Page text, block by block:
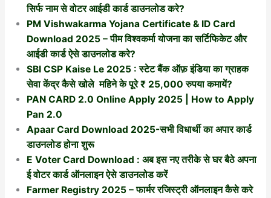
सिर्फ नाम से वोटर आईडी कार्ड डाउनलोड करे?
PM Vishwakarma Yojana Certificate & ID Card
Download 2025 – पीम विश्वकर्मा योजना का सर्टिफिकेट और
आईडी कार्ड ऐसे डाउनलोड करे?
SBI CSP Kaise Le 2025 : स्टेट बैंक ऑफ़ इंडिया का ग्राहक
सेवा केंद्र कैसे खोले महिने के पूरे ₹ 25,000 रुपया कमायें?
PAN CARD 2.0 Online Apply 2025 | How to Apply
Pan 2.0
Apaar Card Download 2025-सभी विधार्थी का अपार कार्ड
डाउनलोड होना शुरू
E Voter Card Download : अब इस नए तरीके से घर बैठे अपना
ई वोटर कार्ड ऑनलाइन ऐसे डाउनलोड करें
Farmer Registry 2025 – फार्मर रजिस्ट्री ऑनलाइन कैसे करे